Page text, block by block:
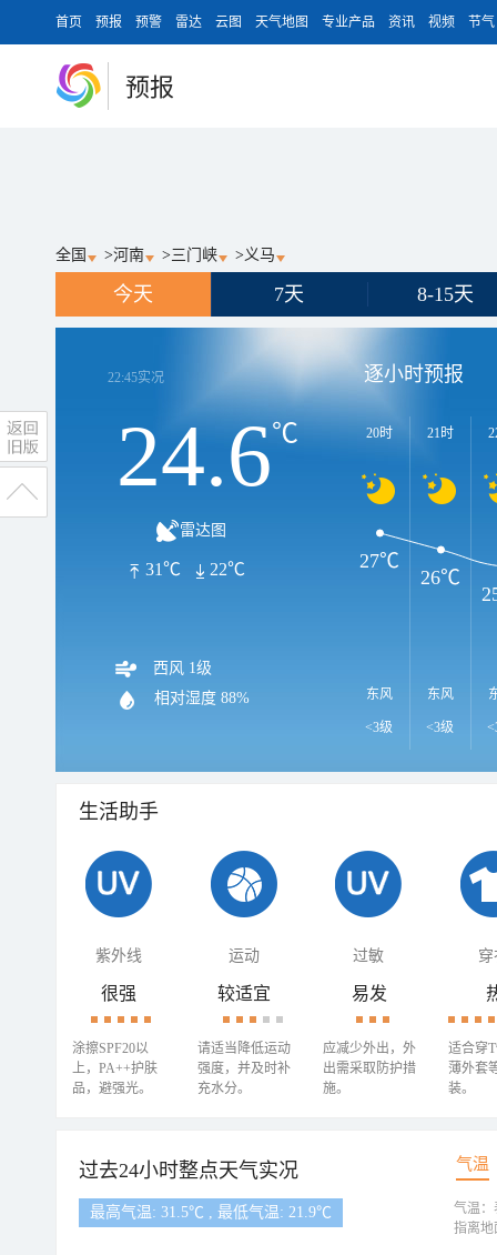
首页 预报 预警 雷达 云图 天气地图 专业产品 资讯 视频 节气
预报
全国 >河南 >三门峡 >义马
今天 7天 8-15天
22:45实况
24.6℃
雷达图
31℃ 22℃
西风 1级
相对湿度 88%
逐小时预报
20时
东风
<3级
21时
东风
<3级
27℃
26℃
生活助手
紫外线 运动 过敏 穿
很强
涂擦SPF20以
上，PA++护肤
品，避强光。
较适宜
请适当降低运动
强度，并及时补
充水分。
易发
应减少外出，外
出需采取防护措
施。
适合穿
薄外套
装。
过去24小时整点天气实况 气温
最高气温: 31.5℃ , 最低气温: 21.9℃
气温：
指离地